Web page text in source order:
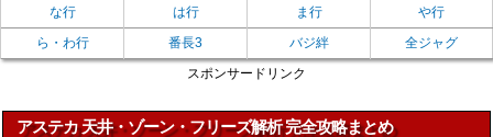
な行
は行 ま行
や行
ら・わ行
番長3 バジ絆
全ジャグ
スポンサードリンク
アステカ 天井・ゾーン・フリーズ解析 完全攻略まとめ